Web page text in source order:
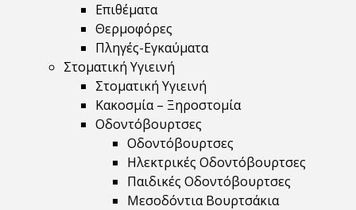
Επιθέματα
Θερμοφόρες
Πληγές-Εγκαύματα
Στοματική Υγιεινή
Στοματική Υγιεινή
Κακοσμία – Ξηροστομία
Οδοντόβουρτσες
Οδοντόβουρτσες
Ηλεκτρικές Οδοντόβουρτσες
Παιδικές Οδοντόβουρτσες
Μεσοδόντια Βουρτσάκια